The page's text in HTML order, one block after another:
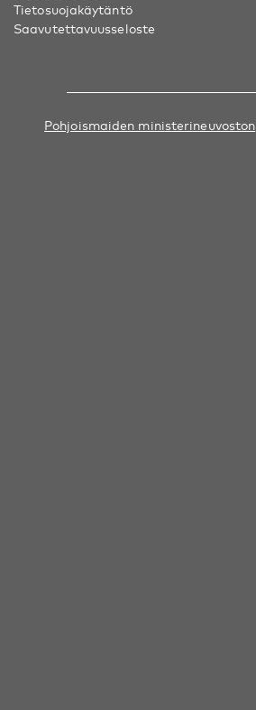
Tietosuojakäytäntö
Saavutettavuusseloste
Pohjoismaiden ministerineuvoston